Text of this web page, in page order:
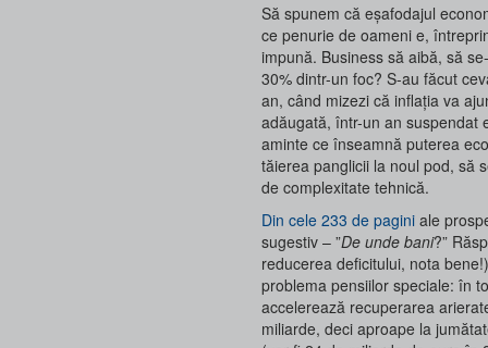
Să spunem că eșafodajul
ce penurie de oameni e,
impună. Business să aibă, să
30% dintr-un foc? S-au făcut
an, când mizezi că inflația va
adăugată, într-un an suspendat
aminte ce înseamnă puterea
tăierea panglicii la noul pod, să
de complexitate tehnică.
Din cele 233 de pagini ale
sugestiv – ”De unde bani?”
reducerea deficitului, nota
problema pensiilor speciale: în
accelerează recuperarea
miliarde, deci aproape la